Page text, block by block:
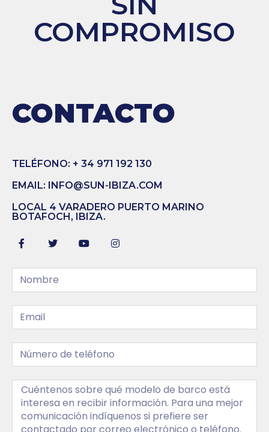
COMPROMISO
CONTACTO
TELÉFONO: + 34 971 192 130
EMAIL: INFO@SUN-IBIZA.COM
LOCAL 4 VARADERO PUERTO MARINO
BOTAFOCH, IBIZA.